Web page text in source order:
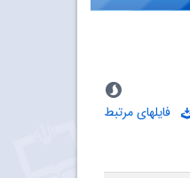
فایلهای مرتبط